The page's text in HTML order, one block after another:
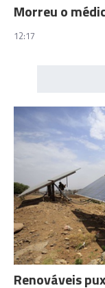
Morreu o
12:17
Renováveis